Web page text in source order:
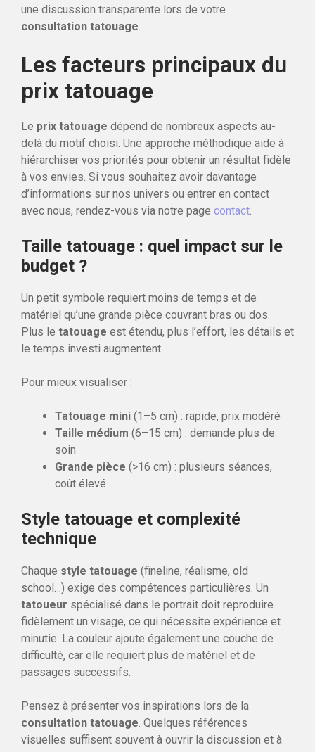
une discussion transparente lors de votre
consultation tatouage.
Les facteurs principaux du
prix tatouage
Le prix tatouage dépend de nombreux aspects au-
delà du motif choisi. Une approche méthodique aide à
hiérarchiser vos priorités pour obtenir un résultat fidèle
à vos envies. Si vous souhaitez avoir davantage
d’informations sur nos univers ou entrer en contact
avec nous, rendez-vous via notre page contact.
Taille tatouage : quel impact sur le
budget ?
Un petit symbole requiert moins de temps et de
matériel qu’une grande pièce couvrant bras ou dos.
Plus le tatouage est étendu, plus l’effort, les détails et
le temps investi augmentent.
Pour mieux visualiser :
Tatouage mini (1–5 cm) : rapide, prix modéré
Taille médium (6–15 cm) : demande plus de
soin
Grande pièce (>16 cm) : plusieurs séances,
coût élevé
Style tatouage et complexité
technique
Chaque style tatouage (fineline, réalisme, old
school…) exige des compétences particulières. Un
tatoueur spécialisé dans le portrait doit reproduire
fidèlement un visage, ce qui nécessite expérience et
minutie. La couleur ajoute également une couche de
difficulté, car elle requiert plus de matériel et de
passages successifs.
Pensez à présenter vos inspirations lors de la
consultation tatouage. Quelques références
visuelles suffisent souvent à ouvrir la discussion et à